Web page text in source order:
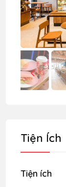
Tiện Ích
Tiện ích